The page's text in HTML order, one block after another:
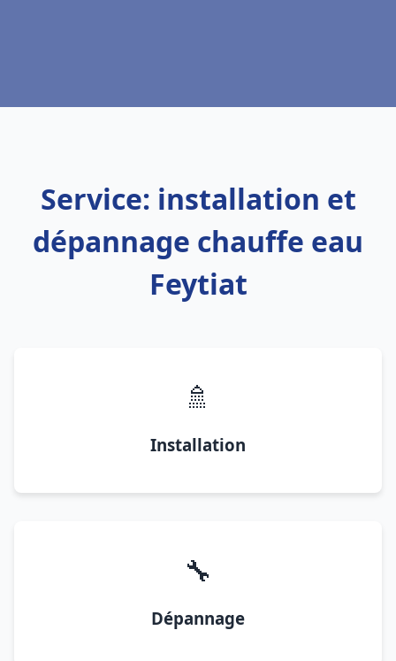
Service: installation et
dépannage chauffe eau
Feytiat
🚿
Installation
🔧
Dépannage